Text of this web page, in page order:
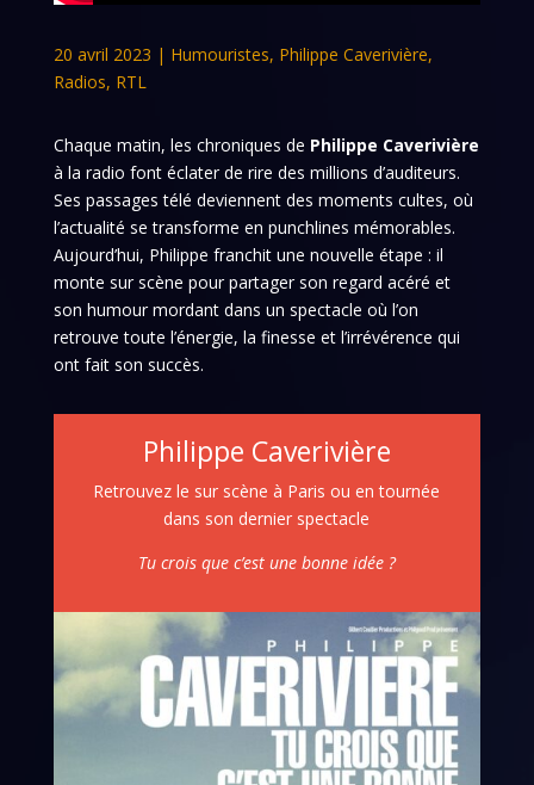
20 avril 2023 | Humouristes, Philippe Caverivière,
Radios, RTL
Chaque matin, les chroniques de Philippe Caverivière
à la radio font éclater de rire des millions d’auditeurs.
Ses passages télé deviennent des moments cultes, où
l’actualité se transforme en punchlines mémorables.
Aujourd’hui, Philippe franchit une nouvelle étape : il
monte sur scène pour partager son regard acéré et
son humour mordant dans un spectacle où l’on
retrouve toute l’énergie, la finesse et l’irrévérence qui
ont fait son succès.
Philippe Caverivière
Retrouvez le sur scène à Paris ou en tournée
dans son dernier spectacle
Tu crois que c’est une bonne idée ?